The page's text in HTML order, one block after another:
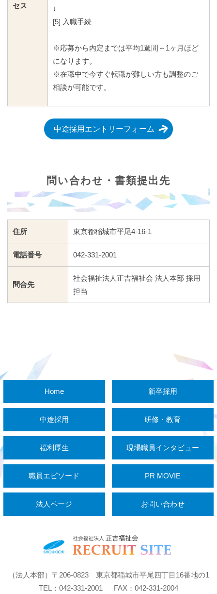
セス
↓
[5] 入職手続
※応募から内定までは平均1週間～1ヶ月ほど
になります。
※在職中で今すぐ転職が難しい方も調整のご
相談が可能です。
中途採用エントリーフォーム
問い合わせ・書類提出先
住所 東京都稲城市平尾4-16-1
電話番号 042-331-2001
問合先
社会福祉法人正吉福祉会 法人本部 採用
担当
Home 新卒採用
中途採用 研修・教育
福利厚生 現場職員インタビュー
職員エピソード PR MOVIE
法人ページ お問い合わせ
（法人本部）〒206-0823 東京都稲城市平尾四丁目16番地の1
TEL：042-331-2001 FAX：042-331-2004